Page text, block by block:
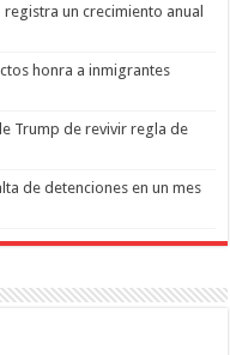
un crecimiento anual
honra a inmigrantes
Trump de revivir regla de
de detenciones en un mes